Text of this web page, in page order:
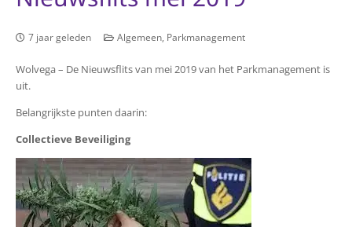
7 jaar geleden Algemeen Parkmanagement
Wolvega – De Nieuwsflits van mei 2019 van het Parkmanagement is
uit.
Belangrijkste punten daarin:
Collectieve Beveiliging